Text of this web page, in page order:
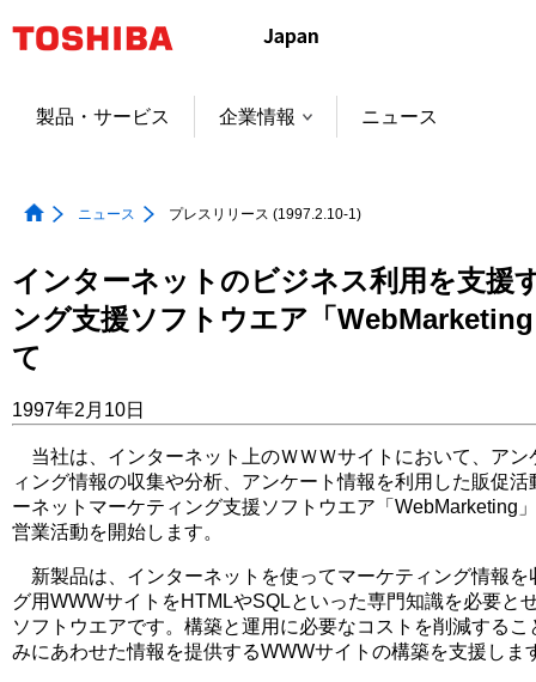
ャ
製品・サービス 企業情報 ニュース
ニュース プレスリリース (1997.2.10-1)
インターネットのビジネス利用を支援
ング支援ソフトウエア「
て
1997年2月10日
当社は、インターネット上のＷＷＷサイトにおいて、アン
ィング情報の収集や分析、アンケート情報を利用した販促
ーネットマーケティング支援ソフトウエア「WebMarketing
営業活動を開始します。
新製品は、インターネットを使ってマーケティング情報を
グ用WWWサイトをHTMLやSQLといった専門知識を必要と
ソフトウエアです。構築と運用に必要なコストを削減する
みにあわせた情報を提供するWWWサイトの構築を支援しま